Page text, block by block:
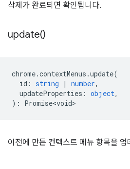
삭제가 완료되면 확인됩니다.
update()
chrome.contextMenus .update(
id : string | number,
updateProperties : object,
) : Promise<void>
이전에 만든 컨텍스트 메뉴 항목을 업